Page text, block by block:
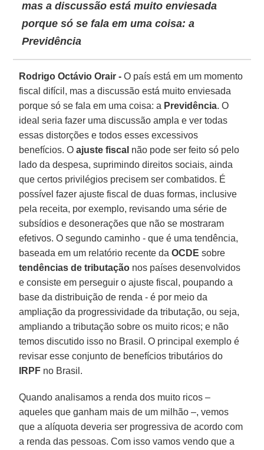
mas a discussão está muito enviesada
porque só se fala em uma coisa: a
Previdência
Rodrigo Octávio Orair - O país está em um momento
fiscal difícil, mas a discussão está muito enviesada
porque só se fala em uma coisa: a Previdência. O
ideal seria fazer uma discussão ampla e ver todas
essas distorções e todos esses excessivos
benefícios. Oajuste fiscal não pode ser feito só pelo
lado da despesa, suprimindo direitos sociais, ainda
que certos privilégios precisem ser combatidos. É
possível fazer ajuste fiscal de duas formas, inclusive
pela receita, por exemplo, revisando uma série de
subsídios e desonerações que não se mostraram
efetivos. O segundo caminho - que é uma tendência,
baseada em um relatório recente daOCDE sobre
tendências de tributação nos países desenvolvidos
e consiste em perseguir o ajuste fiscal, poupando a
base da distribuição de renda - é por meio da
ampliação da progressividade da tributação, ou seja,
ampliando a tributação sobre os muito ricos; e não
temos discutido isso no Brasil. O principal exemplo é
revisar esse conjunto de benefícios tributários do
IRPF no Brasil.
Quando analisamos a renda dos muito ricos –
aqueles que ganham mais de um milhão –, vemos
que a alíquota deveria ser progressiva de acordo com
a renda das pessoas. Com isso vamos vendo que a